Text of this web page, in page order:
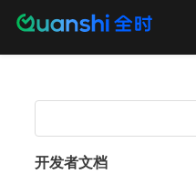
开发者文档